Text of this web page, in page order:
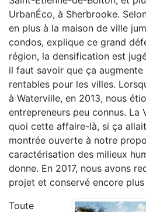
UrbanÉco, à Sherbrooke.
en plus à la maison de ville
condos, explique ce grand
région, la densification est
il faut savoir que ça augmente
rentables pour les villes.
à Waterville, en 2013, nous
entrepreneurs peu connus. La
quoi cette affaire-là, si ça allait
montrée ouverte à notre
caractérisation des milieux
donne. En 2017, nous avons
projet et conservé encore plus
Toute